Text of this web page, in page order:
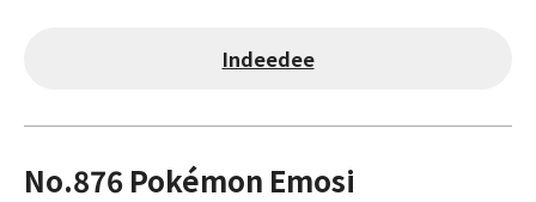
Indeedee
No.876 Pokémon Emosi